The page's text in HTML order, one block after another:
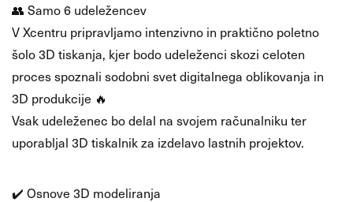
👥 Samo 6 udeležencev
V Xcentru pripravljamo intenzivno in praktično poletno
šolo 3D tiskanja, kjer bodo udeleženci skozi celoten
proces spoznali sodobni svet digitalnega oblikovanja in
3D produkcije 🔥
Vsak udeleženec bo delal na svojem računalniku ter
uporabljal 3D tiskalnik za izdelavo lastnih projektov.
✔️ Osnove 3D modeliranja